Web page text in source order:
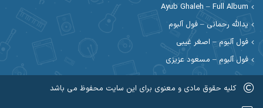
احمدرضا امرایی
ارسلان منصوری ارسی بند
اسماعیل منتی
اشکان ابرناک اشکان فتحی
Ayub Ghaleh – Full Album
یدالله رحمانی – فول آلبوم
فول آلبوم – اصغر غیبی
فول آلبوم – مسعود عزیزی
کلیه حقوق مادی و معنوی برای این سایت محفوظ می باشد